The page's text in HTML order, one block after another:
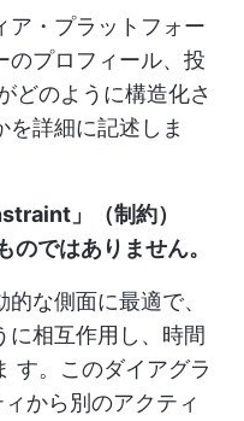
ア・プラットフォー
のプロフィール、投
どのように構造化さ
を詳細に記述しま
」（制約）
のではありません。
な側面に最適で、
に相互作用し、時間
す。このダイアグラ
から別のアクティ